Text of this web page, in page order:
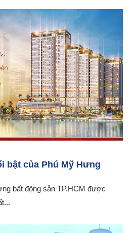
bật của Phú Mỹ Hưng
bất động sản TP.HCM được